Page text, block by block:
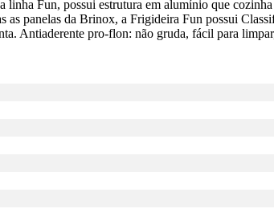
Fun, possui estrutura em alumínio que
panelas da Brinox, a Frigideira Fun possui
Antiaderente pro-flon: não gruda, fácil para